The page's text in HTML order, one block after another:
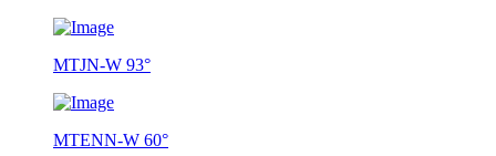
MTJN-W 93°
MTENN-W 60°